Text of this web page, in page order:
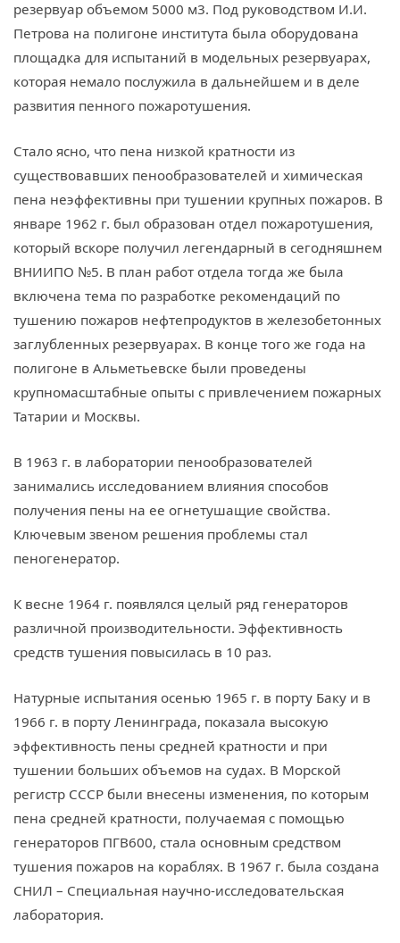
резервуар объемом 5000 м3. Под руководством И.И.
Петрова на полигоне института была оборудована
площадка для испытаний в модельных резервуарах,
которая немало послужила в дальнейшем и в деле
развития пенного пожаротушения.
Стало ясно, что пена низкой кратности из
существовавших пенообразователей и химическая
пена неэффективны при тушении крупных пожаров. В
январе 1962 г. был образован отдел пожаротушения,
который вскоре получил легендарный в сегодняшнем
ВНИИПО №5. В план работ отдела тогда же была
включена тема по разработке рекомендаций по
тушению пожаров нефтепродуктов в железобетонных
заглубленных резервуарах. В конце того же года на
полигоне в Альметьевске были проведены
крупномасштабные опыты с привлечением пожарных
Татарии и Москвы.
В 1963 г. в лаборатории пенообразователей
занимались исследованием влияния способов
получения пены на ее огнетушащие свойства.
Ключевым звеном решения проблемы стал
пеногенератор.
К весне 1964 г. появлялся целый ряд генераторов
различной производительности. Эффективность
средств тушения повысилась в 10 раз.
Натурные испытания осенью 1965 г. в порту Баку и в
1966 г. в порту Ленинграда, показала высокую
эффективность пены средней кратности и при
тушении больших объемов на судах. В Морской
регистр СССР были внесены изменения, по которым
пена средней кратности, получаемая с помощью
генераторов ПГВ600, стала основным средством
тушения пожаров на кораблях. В 1967 г. была создана
СНИЛ – Специальная научно-исследовательская
лаборатория.